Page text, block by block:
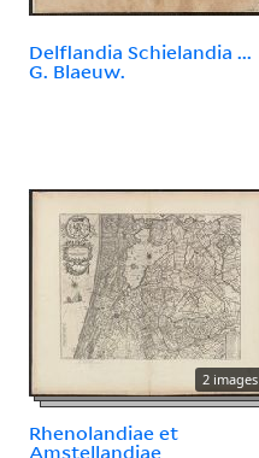
Delflandia Schielandia ...
G. Blaeuw.
2 images
Rhenolandiae et
Amstellandiae